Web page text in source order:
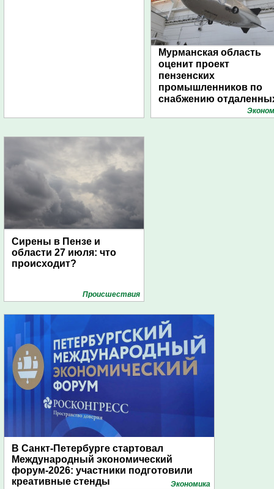
Мурманская область
оценит проект
пензенских
промышленников по
снабжению
поселений с помощью
Сирены в Пензе и
области 27 июля: что
происходит?
Проиcшествия
В Санкт-Петербурге стартовал
Международный экономический
форум-2026: участники подготовили
креативные стенды
Экономика